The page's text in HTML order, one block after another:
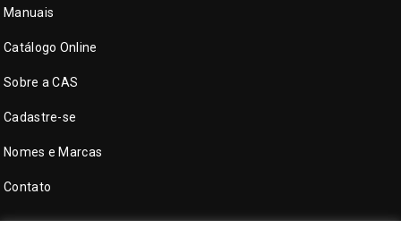
Manuais
Catálogo Online
Sobre a CAS
Cadastre-se
Nomes e Marcas
Contato